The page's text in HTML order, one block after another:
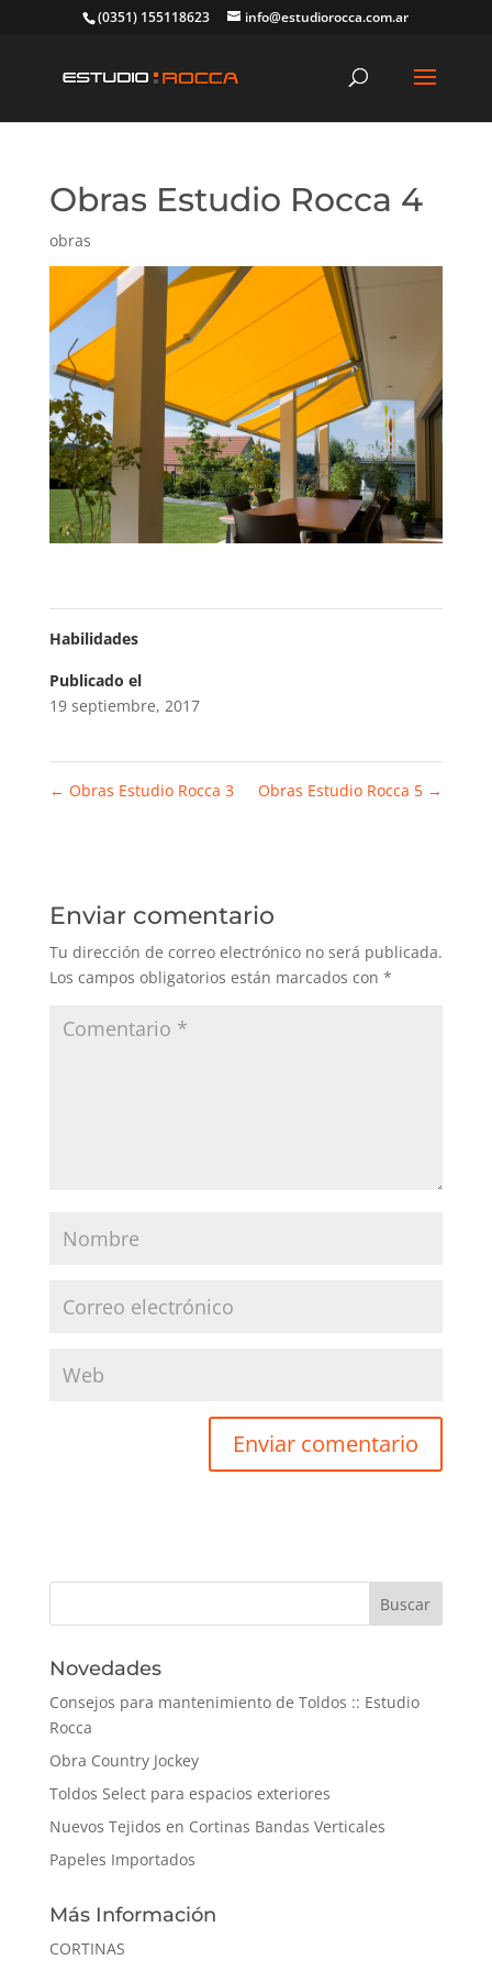
(0351) 155118623 info@estudiorocca.com.ar
Obras Estudio Rocca 4
obras
Habilidades
Publicado el
19 septiembre, 2017
← Obras Estudio Rocca 3 Obras Estudio Rocca 5 →
Enviar comentario
Tu dirección de correo electrónico no será publicada.
Los campos obligatorios están marcados con *
Novedades
Consejos para mantenimiento de Toldos :: Estudio
Rocca
Obra Country Jockey
Toldos Select para espacios exteriores
Nuevos Tejidos en Cortinas Bandas Verticales
Papeles Importados
Más Información
CORTINAS